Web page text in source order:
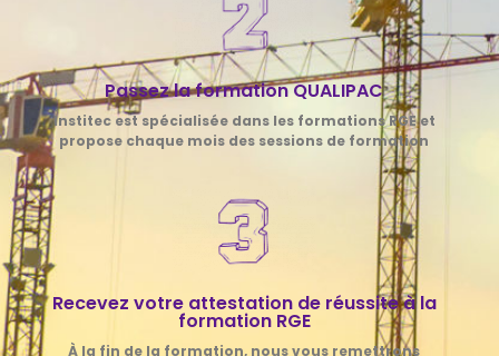
Passez la formation QUALIPAC
Institec est spécialisée dans les formations RGE et
propose chaque mois des sessions de formation
Recevez votre attestation de réussite à la
formation RGE
À la fin de la formation, nous vous remettrons